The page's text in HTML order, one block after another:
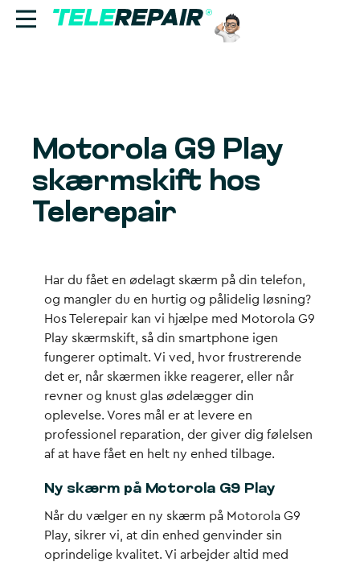
Find butik
Erhverv
Motorola G9 Play
skærmskift hos
Telerepair
Har du fået en ødelagt skærm på din telefon,
og mangler du en hurtig og pålidelig løsning?
Hos Telerepair kan vi hjælpe med Motorola G9
Play skærmskift, så din smartphone igen
fungerer optimalt. Vi ved, hvor frustrerende
det er, når skærmen ikke reagerer, eller når
revner og knust glas ødelægger din
oplevelse. Vores mål er at levere en
professionel reparation, der giver dig følelsen
af at have fået en helt ny enhed tilbage.
Ny skærm på Motorola G9 Play
Når du vælger en ny skærm på Motorola G9
Play, sikrer vi, at din enhed genvinder sin
oprindelige kvalitet. Vi arbejder altid med